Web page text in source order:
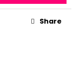
Share